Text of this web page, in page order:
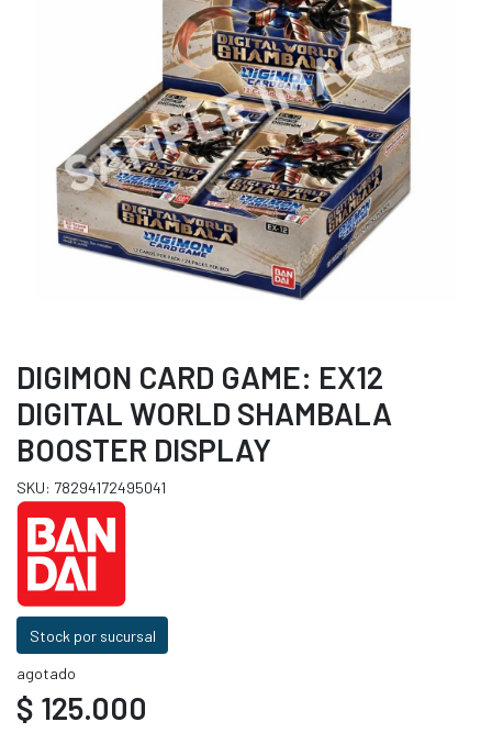
DIGIMON CARD GAME: EX12
DIGITAL WORLD SHAMBALA
BOOSTER DISPLAY
SKU: 78294172495041
Stock por sucursal
agotado
$ 125.000